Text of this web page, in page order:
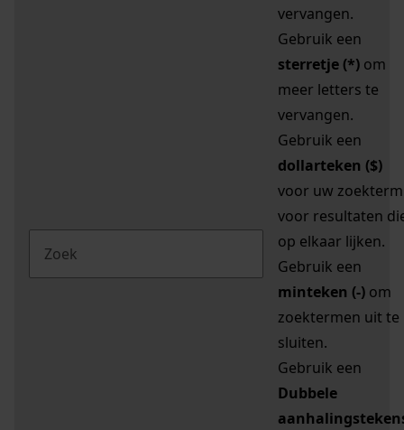
vervangen.
Gebruik een
sterretje (*) om
meer letters te
vervangen.
Gebruik een
dollarteken ($)
voor uw zoekterm
voor resultaten
op elkaar lijken.
Gebruik een
minteken (-) om
zoektermen uit te
sluiten.
Gebruik een
Dubbele